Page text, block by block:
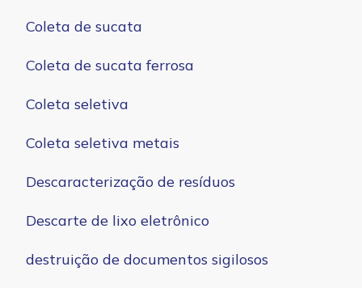
Coleta de sucata
Coleta de sucata ferrosa
Coleta seletiva
Coleta seletiva metais
Descaracterização de resíduos
Descarte de lixo eletrônico
destruição de documentos sigilosos